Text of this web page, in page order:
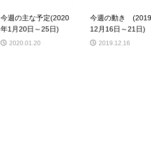
今週の主な予定(2020
年1月20日～25日)
2020.01.20
今週の動き
12月16日～21日)
2019.12.16